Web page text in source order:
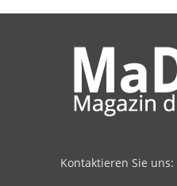
Kontaktieren Sie uns: